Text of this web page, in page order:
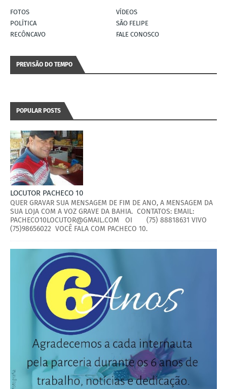
FOTOS
VÍDEOS
POLÍTICA
SÃO FELIPE
RECÔNCAVO
FALE CONOSCO
PREVISÃO DO TEMPO
POPULAR POSTS
LOCUTOR PACHECO 10
QUER GRAVAR SUA MENSAGEM DE FIM DE ANO, A MENSAGEM DA
SUA LOJA COM A VOZ GRAVE DA BAHIA. CONTATOS: EMAIL:
PACHECO10LOCUTOR@GMAIL.COM OI (75) 88818631 VIVO
(75)98656022 VOCÊ FALA COM PACHECO 10.